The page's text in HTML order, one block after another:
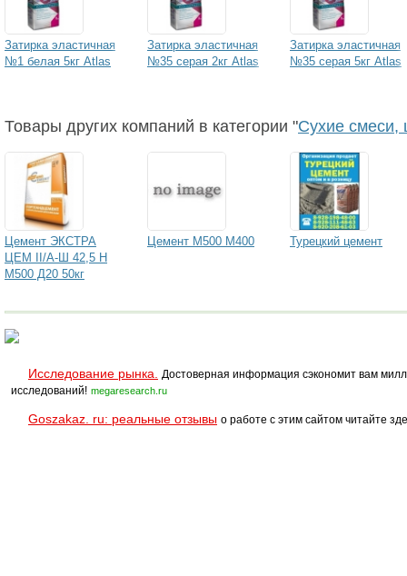
Затирка эластичная
№1 белая 5кг Atlas
Затирка эластичная
№35 серая 2кг Atlas
Затирка эластичная
№35 серая 5кг Atlas
Товары других компаний в категории "Сухие смеси,
Цемент ЭКСТРА
ЦЕМ II/А-Ш 42,5 Н
М500 Д20 50кг
Цемент М500 М400 Турецкий цемент
Исследование рынка.
Достоверная информация сэкономит вам
исследований! megaresearch.ru
Goszakaz. ru: реальные отзывы о работе с этим сайтом читайте